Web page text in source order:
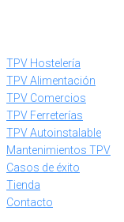
TPV Hostelería
TPV Alimentación
TPV Comercios
TPV Ferreterías
TPV Autoinstalable
Mantenimientos TPV
Casos de éxito
Tienda
Contacto